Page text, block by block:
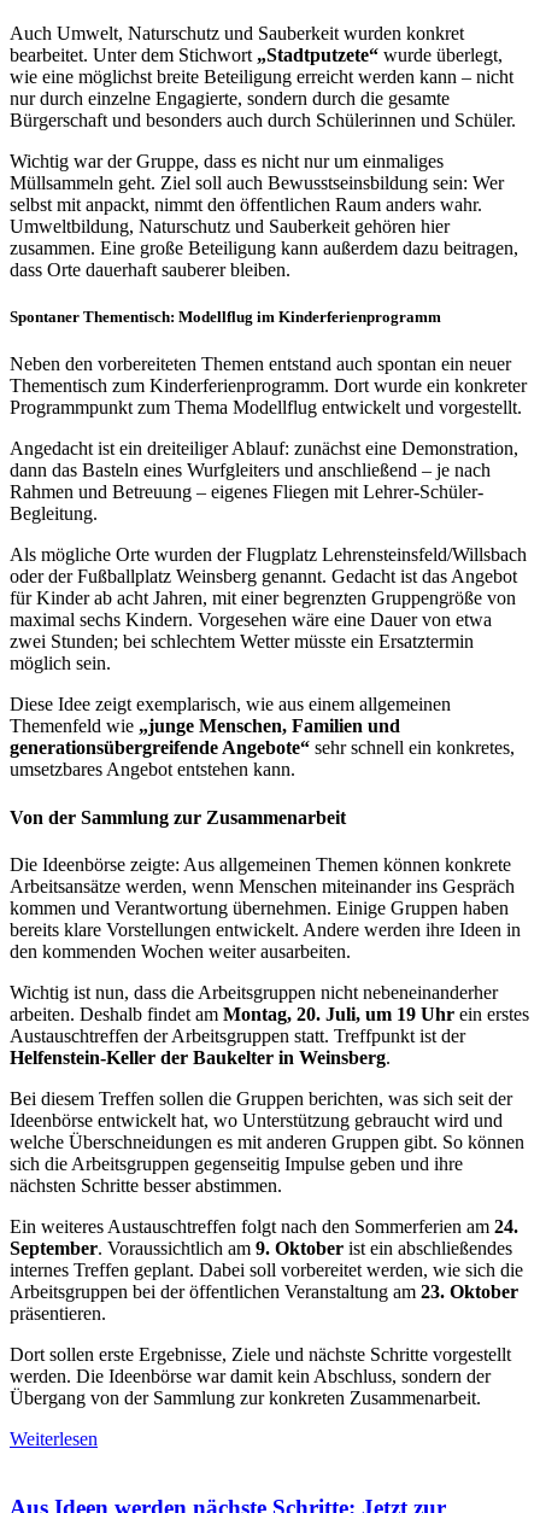
Auch Umwelt, Naturschutz und Sauberkeit wurden konkret
bearbeitet. Unter dem Stichwort „Stadtputzete“ wurde überlegt,
wie eine möglichst breite Beteiligung erreicht werden kann – nicht
nur durch einzelne Engagierte, sondern durch die gesamte
Bürgerschaft und besonders auch durch Schülerinnen und Schüler.
Wichtig war der Gruppe, dass es nicht nur um einmaliges
Müllsammeln geht. Ziel soll auch Bewusstseinsbildung sein: Wer
selbst mit anpackt, nimmt den öffentlichen Raum anders wahr.
Umweltbildung, Naturschutz und Sauberkeit gehören hier
zusammen. Eine große Beteiligung kann außerdem dazu beitragen,
dass Orte dauerhaft sauberer bleiben.
Spontaner Thementisch: Modellflug im Kinderferienprogramm
Neben den vorbereiteten Themen entstand auch spontan ein neuer
Thementisch zum Kinderferienprogramm. Dort wurde ein konkreter
Programmpunkt zum Thema Modellflug entwickelt und vorgestellt.
Angedacht ist ein dreiteiliger Ablauf: zunächst eine Demonstration,
dann das Basteln eines Wurfgleiters und anschließend – je nach
Rahmen und Betreuung – eigenes Fliegen mit Lehrer-Schüler-
Begleitung.
Als mögliche Orte wurden der Flugplatz Lehrensteinsfeld/Willsbach
oder der Fußballplatz Weinsberg genannt. Gedacht ist das Angebot
für Kinder ab acht Jahren, mit einer begrenzten Gruppengröße von
maximal sechs Kindern. Vorgesehen wäre eine Dauer von etwa
zwei Stunden; bei schlechtem Wetter müsste ein Ersatztermin
möglich sein.
Diese Idee zeigt exemplarisch, wie aus einem allgemeinen
Themenfeld wie „junge Menschen, Familien und
generationsübergreifende Angebote“ sehr schnell ein konkretes,
umsetzbares Angebot entstehen kann.
Von der Sammlung zur Zusammenarbeit
Die Ideenbörse zeigte: Aus allgemeinen Themen können konkrete
Arbeitsansätze werden, wenn Menschen miteinander ins Gespräch
kommen und Verantwortung übernehmen. Einige Gruppen haben
bereits klare Vorstellungen entwickelt. Andere werden ihre Ideen in
den kommenden Wochen weiter ausarbeiten.
Wichtig ist nun, dass die Arbeitsgruppen nicht nebeneinanderher
arbeiten. Deshalb findet am Montag, 20. Juli, um 19 Uhr ein erstes
Austauschtreffen der Arbeitsgruppen statt. Treffpunkt ist der
Helfenstein-Keller der Baukelter in Weinsberg.
Bei diesem Treffen sollen die Gruppen berichten, was sich seit der
Ideenbörse entwickelt hat, wo Unterstützung gebraucht wird und
welche Überschneidungen es mit anderen Gruppen gibt. So können
sich die Arbeitsgruppen gegenseitig Impulse geben und ihre
nächsten Schritte besser abstimmen.
Ein weiteres Austauschtreffen folgt nach den Sommerferien am 24.
September. Voraussichtlich am 9. Oktober ist ein abschließendes
internes Treffen geplant. Dabei soll vorbereitet werden, wie sich die
Arbeitsgruppen bei der öffentlichen Veranstaltung am 23. Oktober
präsentieren.
Dort sollen erste Ergebnisse, Ziele und nächste Schritte vorgestellt
werden. Die Ideenbörse war damit kein Abschluss, sondern der
Übergang von der Sammlung zur konkreten Zusammenarbeit.
Weiterlesen
Aus Ideen werden nächste Schritte: Jetzt zur